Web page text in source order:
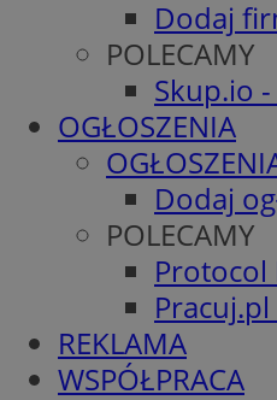
Dodaj
POLECAMY
Skup.io
OGŁOSZENIA
Dodaj
POLECAMY
Protocol
REKLAMA
WSPÓŁPRACA